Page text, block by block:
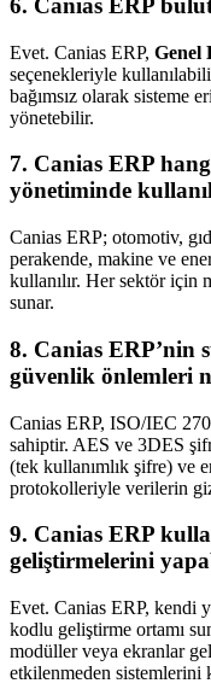
6. Canias ERP
Evet. Canias ERP, Genel
seçenekleriyle
bağımsız olarak sisteme
yönetebilir.
7. Canias ERP
yönetiminde
Canias ERP; otomotiv,
perakende, makine ve
kullanılır. Her sektör için
sunar.
8. Canias ERP’nin
güvenlik önlemleri
Canias ERP, ISO/IEC
sahiptir. AES ve 3DES
(tek kullanımlık şifre) ve
protokolleriyle verilerin
9. Canias ERP
geliştirmelerini
Evet. Canias ERP, kendi
kodlu geliştirme ortamı
modüller veya ekranlar
etkilenmeden sistemlerini